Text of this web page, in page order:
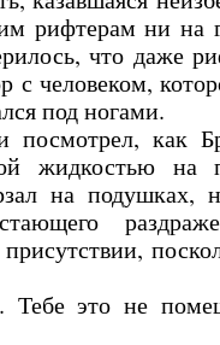
рифтерам ни на
что даже
с человеком,
под ногами.
как
жидкостью на
на подушках,
это не